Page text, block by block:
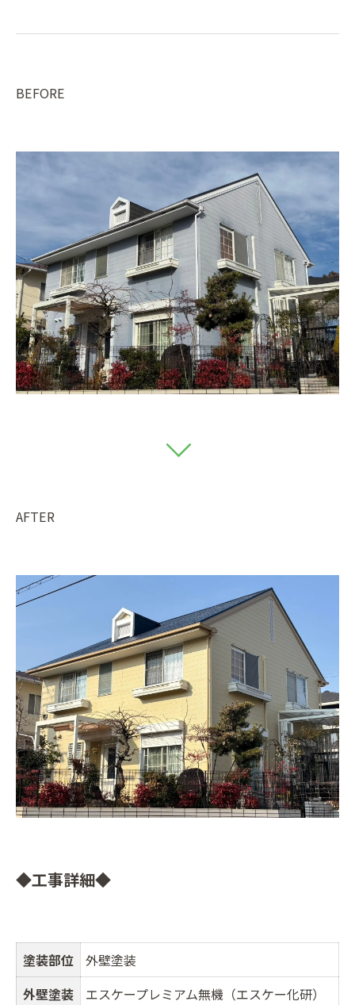
BEFORE
AFTER
◆工事詳細◆
塗装部位
外壁塗装
外壁塗装
エスケープレミアム無機（エスケー化研）